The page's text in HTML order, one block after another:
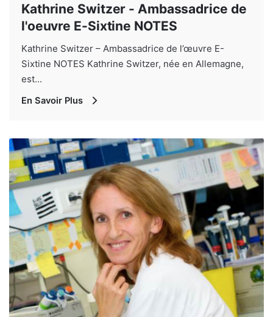
Kathrine Switzer - Ambassadrice de
l'oeuvre E-Sixtine NOTES
Kathrine Switzer – Ambassadrice de l’œuvre E-
Sixtine NOTES Kathrine Switzer, née en Allemagne,
est...
En Savoir Plus